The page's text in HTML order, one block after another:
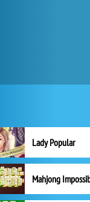
Lady Popular
Mahjong